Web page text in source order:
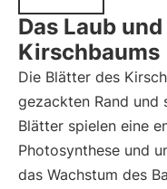
Das Laub
Kirschbaums
Die Blätter des
gezackten Rand und
Blätter spielen eine
Photosynthese und
das Wachstum des